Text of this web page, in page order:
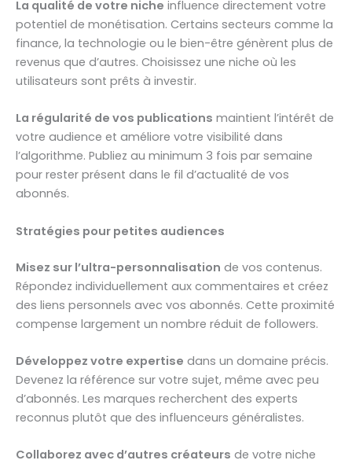
La qualité de votre niche influence directement votre
potentiel de monétisation. Certains secteurs comme la
finance, la technologie ou le bien-être génèrent plus de
revenus que d’autres. Choisissez une niche où les
utilisateurs sont prêts à investir.
La régularité de vos publications maintient l’intérêt de
votre audience et améliore votre visibilité dans
l’algorithme. Publiez au minimum 3 fois par semaine
pour rester présent dans le fil d’actualité de vos
abonnés.
Stratégies pour petites audiences
Misez sur l’ultra-personnalisation de vos contenus.
Répondez individuellement aux commentaires et créez
des liens personnels avec vos abonnés. Cette proximité
compense largement un nombre réduit de followers.
Développez votre expertise dans un domaine précis.
Devenez la référence sur votre sujet, même avec peu
d’abonnés. Les marques recherchent des experts
reconnus plutôt que des influenceurs généralistes.
Collaborez avec d’autres créateurs de votre niche